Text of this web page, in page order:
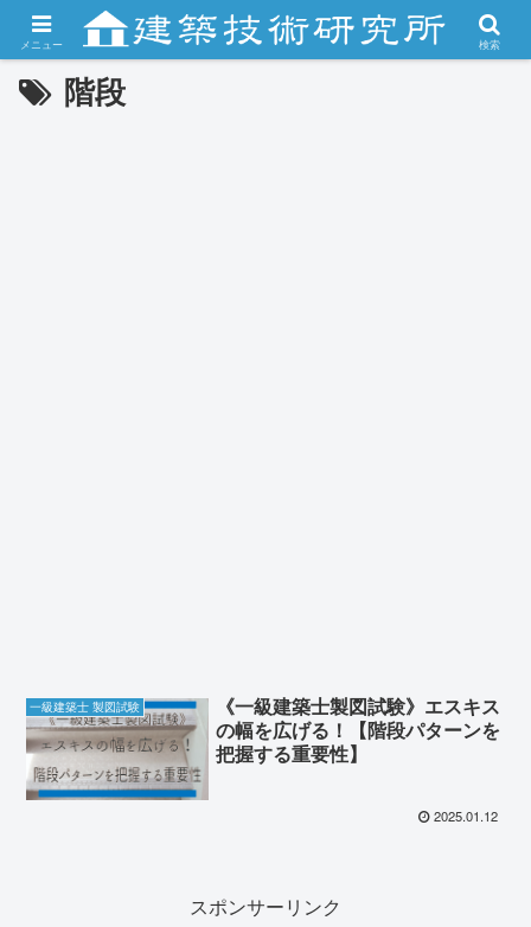
階段
一級建築士 製図試験
《一級建築士製図試験》エスキス
の幅を広げる！【階段パターンを
把握する重要性】
2025.01.12
スポンサーリンク
メニュー 検索